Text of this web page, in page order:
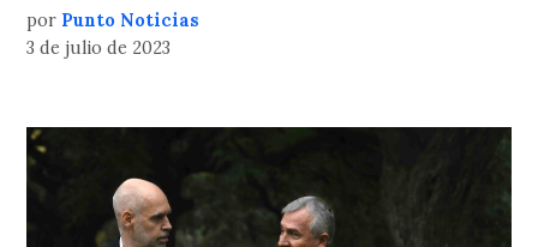
por Punto Noticias
3 de julio de 2023